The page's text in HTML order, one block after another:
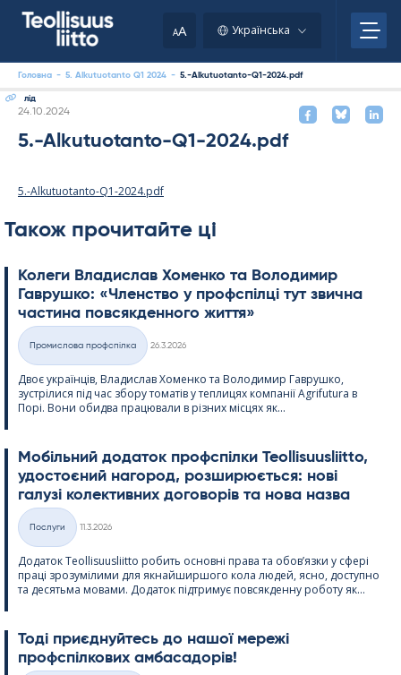
AA Українська
Головна - 5. Alkutuotanto Q1 2024 - 5.-Alkutuotanto-Q1-2024.pdf
лід
Kirjoitettu
24.10.2024
5.-Alkutuotanto-Q1-2024.pdf
5.-Alkutuotanto-Q1-2024.pdf
Також прочитайте ці
Колеги Владислав Хоменко та Володимир
Гаврушко: «Членство у профспілці тут звична
частина повсякденного життя»
Категорії
Промислова профспілка
26.3.2026
Двоє українців, Владислав Хоменко та Володимир Гаврушко,
зустрілися під час збору томатів у теплицях компанії Agri­fu­tura в
Порі. Вони обидва працювали в різних місцях як...
Мобільний додаток профспілки Teol­li­suus­liitto,
удостоєний нагород, розширюється: нові
галузі колективних договорів та нова назва
Категорії
Послуги
11.3.2026
Додаток Teol­li­suus­liitto робить основні права та обов’язки у сфері
праці зрозумілими для якнайширшого кола людей, ясно, доступно
та десятьма мовами. Додаток підтримує повсякденну роботу як...
Тоді приєднуйтесь до нашої мережі
профспілкових амбасадорів!